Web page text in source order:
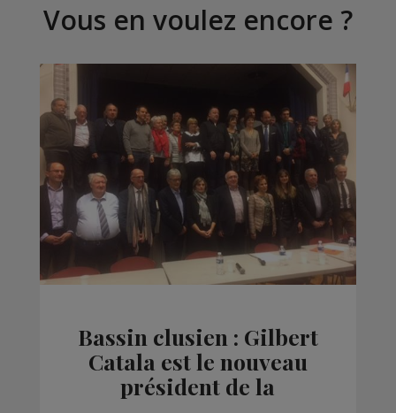
Vous en voulez encore ?
Bassin clusien : Gilbert
Catala est le nouveau
président de la